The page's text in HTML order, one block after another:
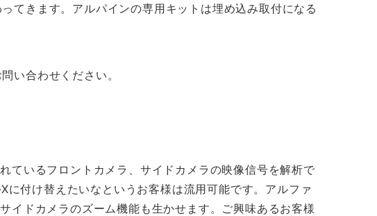
てきます。アルパインの専用キットは埋め込み取付になる
い合わせください。
ているフロントカメラ、サイドカメラの映像信号を解析で
付け替えたいなというお客様は流用可能です。アルファ
イドカメラのズーム機能も生かせます。ご興味あるお客様